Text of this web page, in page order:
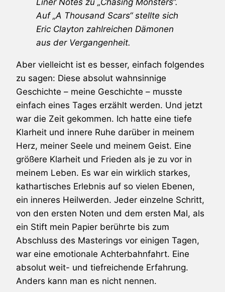
Liner Notes zu „Chasing Monsters“.
Auf „A Thousand Scars“ stellte sich
Eric Clayton zahlreichen Dämonen
aus der Vergangenheit.
Aber vielleicht ist es besser, einfach folgendes
zu sagen: Diese absolut wahnsinnige
Geschichte – meine Geschichte – musste
einfach eines Tages erzählt werden. Und jetzt
war die Zeit gekommen. Ich hatte eine tiefe
Klarheit und innere Ruhe darüber in meinem
Herz, meiner Seele und meinem Geist. Eine
größere Klarheit und Frieden als je zu vor in
meinem Leben. Es war ein wirklich starkes,
kathartisches Erlebnis auf so vielen Ebenen,
ein inneres Heilwerden. Jeder einzelne Schritt,
von den ersten Noten und dem ersten Mal, als
ein Stift mein Papier berührte bis zum
Abschluss des Masterings vor einigen Tagen,
war eine emotionale Achterbahnfahrt. Eine
absolut weit- und tiefreichende Erfahrung.
Anders kann man es nicht nennen.